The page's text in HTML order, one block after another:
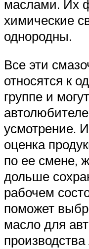
маслами. Их
химические
однородны.
Все эти
относятся к
группе и
усмотрение.
оценка
по ее смене,
дольше
рабочем
поможет
масло для